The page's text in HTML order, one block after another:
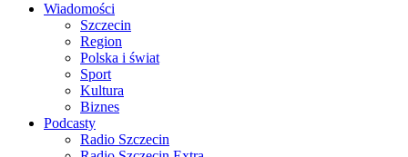
Wiadomości
Szczecin
Region
Polska i świat
Sport
Kultura
Biznes
Podcasty
Radio Szczecin